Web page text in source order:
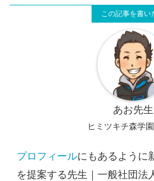
あお先生
ヒミツキチ森学
プロフィールにもあるように
を提案する先生｜一般社団法